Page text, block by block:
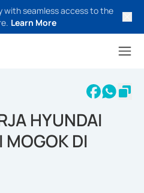
seamless access to the
Learn More
HYUNDAI
MOGOK DI